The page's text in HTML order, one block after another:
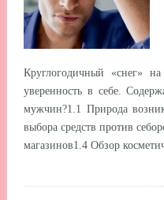
Круглогодичный «снег» на
уверенность в себе.
мужчин?1.1 Природа
выбора средств против
магазинов1.4 Обзор